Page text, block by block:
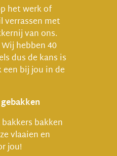
het werk of
verrassen met
van ons.
hebben 40
dus de kans is
bij jou in de
bakken
vlaaien en
jou!